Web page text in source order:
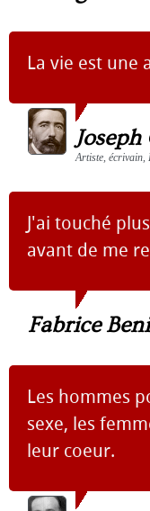
La vie est une
Artiste, écrivain,
J'ai touché
avant de me
Fabrice
Les hommes
sexe, les
leur coeur.